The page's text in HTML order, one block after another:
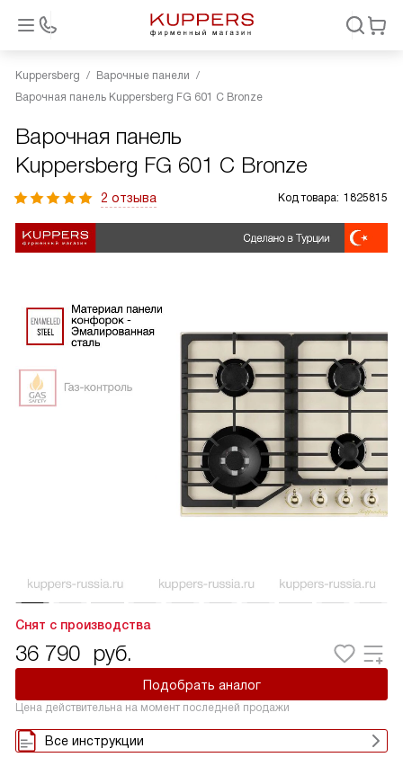
Kuppersberg
Варочные панели
Варочная панель Kuppersberg FG 601 C Bronze
Варочная панель
Kuppersberg FG 601 C Bronze
2 отзыва Код товара: 1825815
Снят с производства
36 790 руб.
Подобрать аналог
Цена действительна на момент последней продажи
Все инструкции